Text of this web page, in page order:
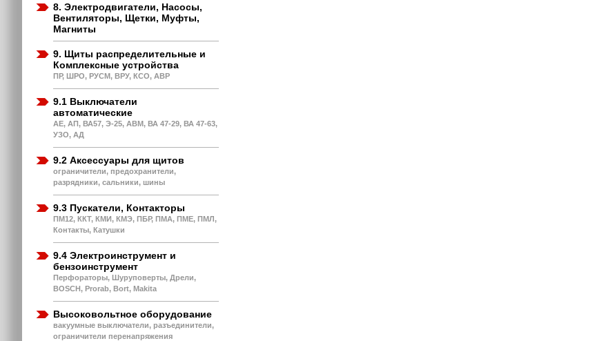
8. Электродвигатели, Насосы,
Вентиляторы, Щетки, Муфты,
Магниты
9. Щиты распределительные и
Комплексные устройства
ПР, ШРО, РУСМ, ВРУ, КСО, АВР
9.1 Выключатели
автоматические
АЕ, АП, ВА57, Э-25, АВМ, ВА 47-29, ВА 47-63,
УЗО, АД
9.2 Аксессуары для щитов
ограничители, предохранители,
разрядники, сальники, шины
9.3 Пускатели, Контакторы
ПМ12, ККТ, КМИ, КМЭ, ПБР, ПМА, ПМЕ, ПМЛ,
Контакты, Катушки
9.4 Электроинструмент и
бензоинструмент
Перфораторы, Шуруповерты, Дрели,
BOSCH, Prorab, Bort, Makita
Высоковольтное оборудование
вакуумные выключатели, разъединители,
ограничители перенапряжения